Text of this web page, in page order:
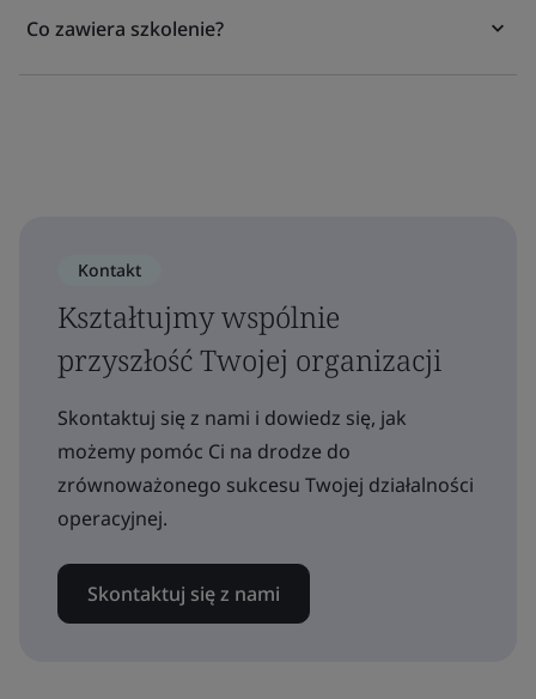
Co zawiera szkolenie?
Kontakt
Kształtujmy wspólnie
przyszłość Twojej organizacji
Skontaktuj się z nami i dowiedz się, jak
możemy pomóc Ci na drodze do
zrównoważonego sukcesu Twojej działalności
operacyjnej.
Skontaktuj się z nami